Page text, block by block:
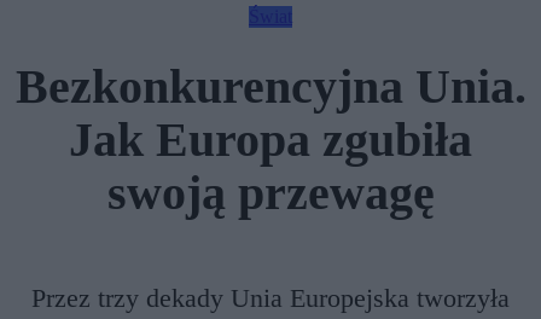
Bezkonkurencyjna Unia.
Jak Europa zgubiła
swoją przewagę
Przez trzy dekady Unia Europejska tworzyła